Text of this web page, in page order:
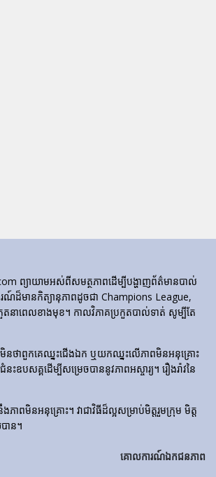
ព្យាយាមអស់ពីសមត្ថភាពដើម្បីបង្ហាញព័ត៌មានបាល់
ណ៍ដ៏មានកិត្យានុភាពដូចជា Champions League,
នាពេលខាងមុខ។ កាលវិភាគប្រកួតបាល់ទាត់ សូម្បីតែ
មិនថាពួកគេឈ្នះជើងឯក ឬយកឈ្នះលើភាពមិនអនុគ្រោះ
បសគ្គដើម្បីសម្រេចបាននូវភាពអស្ចារ្យ។ រឿងរ៉ាវនៃ
ាពមិនអនុគ្រោះ។ វាជាវិធីដ៏ល្អសម្រាប់មិត្តរួមក្រុម មិត្ត
ាន។
គោលការណ៍ឯកជនភាព